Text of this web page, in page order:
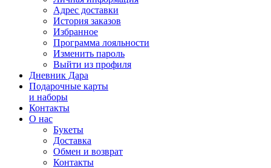
Адрес доставки
История заказов
Избранное
Программа лояльности
Изменить пароль
Выйти из профиля
Дневник Дара
Подарочные карты
и наборы
Контакты
О нас
Букеты
Доставка
Обмен и возврат
Контакты